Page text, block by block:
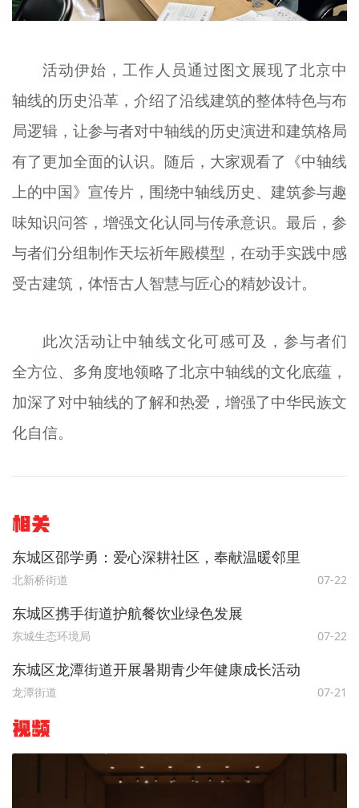
活动伊始，工作人员通过图文展现了北京中
轴线的历史沿革，介绍了沿线建筑的整体特色与布
局逻辑，让参与者对中轴线的历史演进和建筑格局
有了更加全面的认识。随后，大家观看了《中轴线
上的中国》宣传片，围绕中轴线历史、建筑参与趣
味知识问答，增强文化认同与传承意识。最后，参
与者们分组制作天坛祈年殿模型，在动手实践中感
受古建筑，体悟古人智慧与匠心的精妙设计。
此次活动让中轴线文化可感可及 ，参与者们
全方位、多角度地领略了北京中轴线的文化底蕴，
加深了对中轴线的了解和热爱，增强了中华民族文
化自信。
相关
东城区邵学勇：爱心深耕社区，奉献温暖邻里
北新桥街道 07-22
东城区携手街道护航餐饮业绿色发展
东城生态环境局 07-22
东城区龙潭街道开展暑期青少年健康成长活动
龙潭街道 07-21
视频